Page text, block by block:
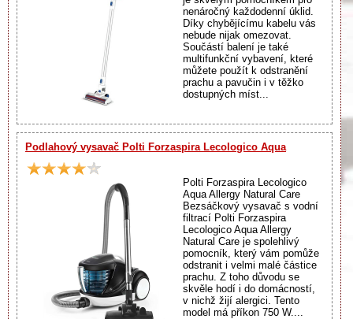
nenáročný každodenní úklid.
Díky chybějícímu kabelu vás
nebude nijak omezovat.
Součástí balení je také
multifunkční vybavení, které
můžete použít k odstranění
prachu a pavučin i v těžko
dostupných míst...
Podlahový vysavač Polti Forzaspira Lecologico Aqua
Polti Forzaspira Lecologico
Aqua Allergy Natural Care
Bezsáčkový vysavač s vodní
filtrací Polti Forzaspira
Lecologico Aqua Allergy
Natural Care je spolehlivý
pomocník, který vám pomůže
odstranit i velmi malé částice
prachu. Z toho důvodu se
skvěle hodí i do domácností,
v nichž žijí alergici. Tento
model má příkon 750 W....